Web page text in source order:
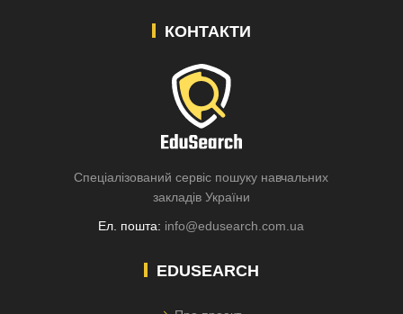
КОНТАКТИ
Спеціалізований сервіс пошуку навчальних
закладів України
Ел. пошта: info@edusearch.com.ua
EDUSEARCH